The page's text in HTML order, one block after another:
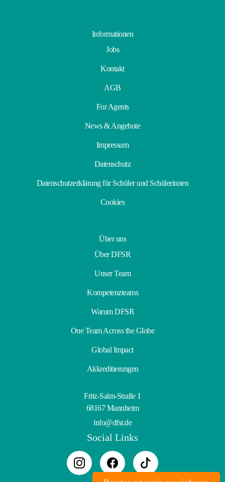
Informationen
Jobs
Kontakt
AGB
For Agents
News & Angebote
Impressum
Datenschutz
Datenschutzerklärung für Schüler und Schülerinnen
Cookies
Über uns
Über DFSR
Unser Team
Kompetenzteams
Warum DFSR
One Team Across the Globe
Global Impact
Akkreditierungen
Fritz-Salm-Straße 1
68167 Mannheim
info@dfsr.de
Social Links